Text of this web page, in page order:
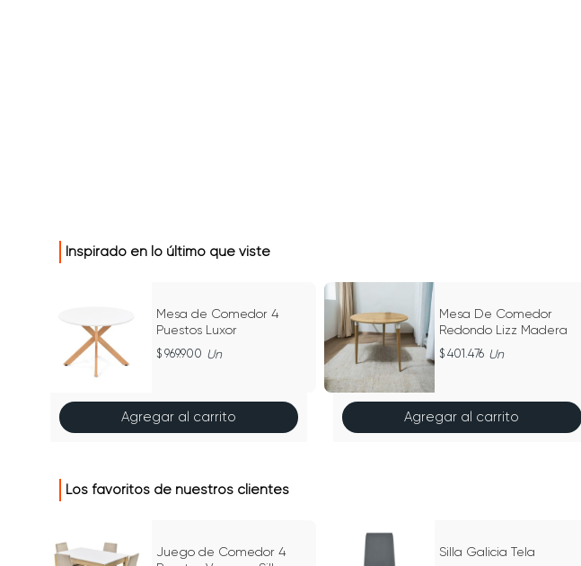
Inspirado en lo último que viste
Mesa de Comedor 4
Puestos Luxor
969.900 Un
Agregar al carrito
Mesa De Comedor
Redondo Lizz Madera
401.476 Un
Agregar al carrito
Los favoritos de nuestros clientes
Juego de Comedor 4
Silla Galicia Tela